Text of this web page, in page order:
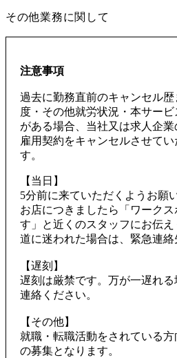
その他業務に関して
注意事項
過去に勤務直前のキャンセル
度・その他就労状況・本サー
がある場合、当社又は求人企
雇用契約をキャンセルさせて
す。
【当日】
5分前に来ていただくようお願
お店につきましたら「ワーク
す」と近くのスタッフにお伝え
道に迷われた場合は、緊急連絡
【遅刻】
遅刻は厳禁です。万が一遅れ
連絡ください。
【その他】
就職・転職活動をされている
の募集となります。